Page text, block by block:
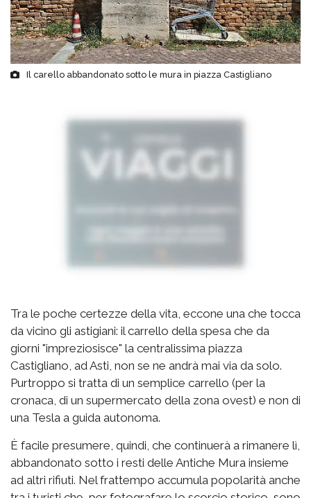
Il carello abbandonato sotto le mura in piazza Castigliano
Tra le poche certezze della vita, eccone una che tocca
da vicino gli astigiani: il carrello della spesa che da
giorni "impreziosisce" la centralissima piazza
Castigliano, ad Asti, non se ne andrà mai via da solo.
Purtroppo si tratta di un semplice carrello (per la
cronaca, di un supermercato della zona ovest) e non di
una Tesla a guida autonoma.
È facile presumere, quindi, che continuerà a rimanere lì,
abbandonato sotto i resti delle Antiche Mura insieme
ad altri rifiuti. Nel frattempo accumula popolarità anche